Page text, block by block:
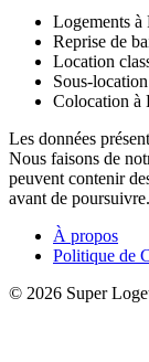
Logements à
Reprise de
Location
Sous-
Colocation à
Les données
Nous faisons de
peuvent contenir
avant de poursuivre.
À propos
Politique de
© 2026 Super